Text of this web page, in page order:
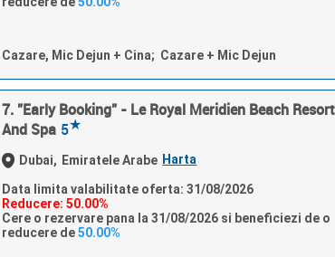
Cazare, Mic Dejun + Cina; Cazare + Mic Dejun
7. "Early Booking" - Le Royal Meridien Beach Resort
And Spa 5★
Dubai, Emiratele Arabe Harta
Data limita valabilitate oferta: 31/08/2026
Reducere: 50.00%
Cere o rezervare pana la 31/08/2026 si beneficiezi de o
reducere de50.00%